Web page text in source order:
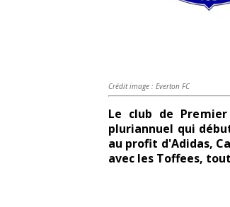
Crédit image : Everton FC
Le club de
pluriannuel qui
au profit d'Adidas,
avec les Toffees,